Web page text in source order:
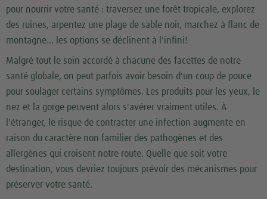
pour nourrir votre santé : traversez une forêt tropicale, explorez
des ruines, arpentez une plage de sable noir, marchez à flanc de
montagne... les options se déclinent à l'infini!
Malgré tout le soin accordé à chacune des facettes de notre
santé globale, on peut parfois avoir besoin d'un coup de pouce
pour soulager certains symptômes. Les produits pour les yeux, le
nez et la gorge peuvent alors s'avérer vraiment utiles. À
l'étranger, le risque de contracter une infection augmente en
raison du caractère non familier des pathogènes et des
allergènes qui croisent notre route. Quelle que soit votre
destination, vous devriez toujours prévoir des mécanismes pour
préserver votre santé.